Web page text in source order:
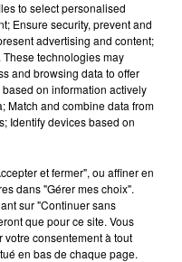
Châteaudun / Talcy
sur-Bièvre et
d’année. Venez
en partageant, en
musique et même
contes de l’hiver, les
to select personalised
Ensure security, prevent and
advertising and content;
technologies may
and browsing data to offer
on information actively
Match and combine data from
Identify devices based on
et fermer", ou affiner en
dans "Gérer mes choix".
sur "Continuer sans
que pour ce site. Vous
votre consentement à tout
en bas de chaque page.